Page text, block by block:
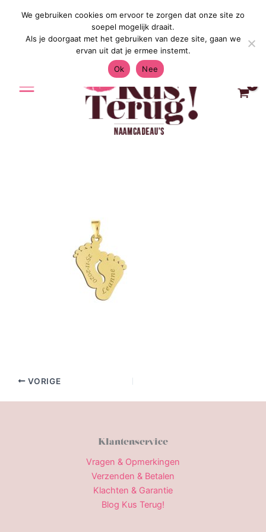
Gratis Verzending in Nederland &
VORIGE
Klantenservice
Vragen & Opmerkingen
Verzenden & Betalen
Klachten & Garantie
Blog Kus Terug!
We gebruiken cookies om ervoor te zorgen dat onze site zo
soepel mogelijk draait.
Als je doorgaat met het gebruiken van deze site, gaan we
ervan uit dat je ermee instemt.
Ok
Nee